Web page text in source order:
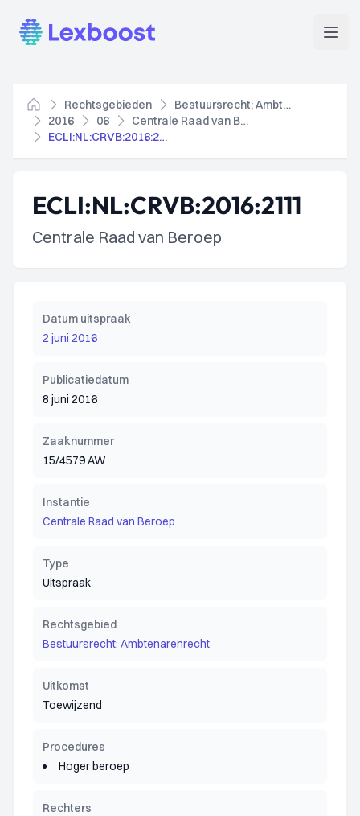
Lexboost
Home
Rechtsgebieden
Bestuursrecht; Ambtenarenrecht
2016
06
Centrale Raad van Beroep
ECLI:NL:CRVB:2016:2111
ECLI:NL:CRVB:2016:2111
Centrale Raad van Beroep
Datum uitspraak
2 juni 2016
Publicatiedatum
8 juni 2016
Zaaknummer
15/4579 AW
Instantie
Centrale Raad van Beroep
Type
Uitspraak
Rechtsgebied
Bestuursrecht; Ambtenarenrecht
Uitkomst
Toewijzend
Procedures
Hoger beroep
Rechters